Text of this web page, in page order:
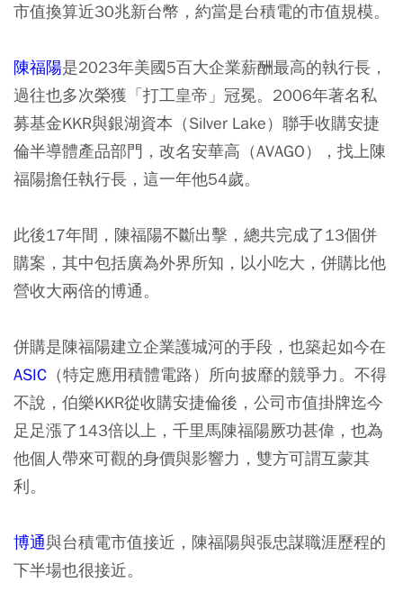
市值換算近30兆新台幣，約當是台積電的市值規模。
陳福陽是2023年美國5百大企業薪酬最高的執行長，
過往也多次榮獲「打工皇帝」冠冕。2006年著名私
募基金KKR與銀湖資本（Silver Lake）聯手收購安捷
倫半導體產品部門，改名安華高（AVAGO），找上陳
福陽擔任執行長，這一年他54歲。
此後17年間，陳福陽不斷出擊，總共完成了13個併
購案，其中包括廣為外界所知，以小吃大，併購比他
營收大兩倍的博通。
併購是陳福陽建立企業護城河的手段，也築起如今在
ASIC （特定應用積體電路）所向披靡的競爭力。不得
不說，伯樂KKR從收購安捷倫後，公司市值掛牌迄今
足足漲了143倍以上，千里馬陳福陽厥功甚偉，也為
他個人帶來可觀的身價與影響力，雙方可謂互蒙其
利。
博通與台積電市值接近，陳福陽與張忠謀職涯歷程的
下半場也很接近。